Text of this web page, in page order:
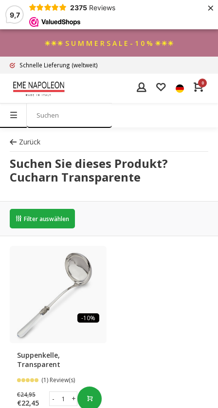
9,7
2375 Reviews ×
☀☀☀ S U M M E R S A L E - 1 0 % ☀☀☀
Schnelle Lieferung (weltweit)
0
Zurück
Suchen Sie dieses Produkt?
Cucharn Transparente
Filter auswählen
-10%
Suppenkelle,
Transparent
(1) Review(s)
€24,95
€22,45 +
-